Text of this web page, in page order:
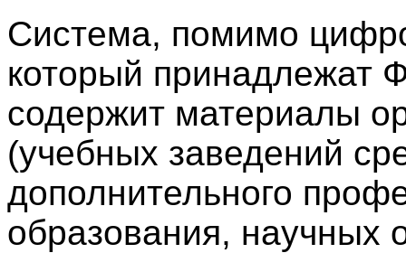
Система, помимо
который
содержит материалы
(учебных заведений
дополнительного
образования, научных